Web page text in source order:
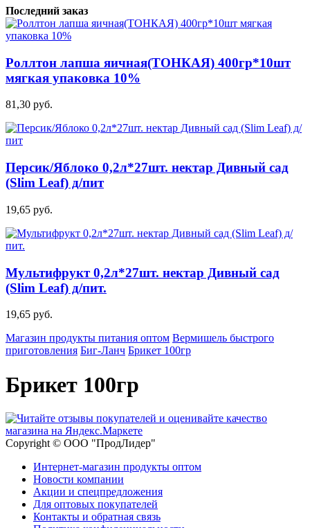
Последний заказ
Роллтон лапша яичная(ТОНКАЯ) 400гр*10шт
мягкая упаковка 10%
81,30 руб.
Персик/Яблоко 0,2л*27шт. нектар Дивный сад
(Slim Leaf) д/пит
19,65 руб.
Мультифрукт 0,2л*27шт. нектар Дивный сад
(Slim Leaf) д/пит.
19,65 руб.
Магазин продукты питания оптом Вермишель быстрого
приготовления Биг-Ланч Брикет 100гр
Брикет 100гр
Copyright © ООО "ПродЛидер"
Интернет-магазин продукты оптом
Новости компании
Акции и спецпредложения
Для оптовых покупателей
Контакты и обратная связь